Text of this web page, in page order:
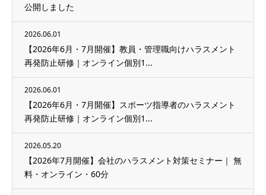
公開しました
2026.06.01
【2026年6月・7月開催】教員・管理職向けハラスメント
再発防止研修｜オンライン個別1...
2026.06.01
【2026年6月・7月開催】スポーツ指導者のハラスメント
再発防止研修｜オンライン個別1...
2026.05.20
【2026年7月開催】会社のハラスメント対策セミナー｜ 無
料・オンライン・60分